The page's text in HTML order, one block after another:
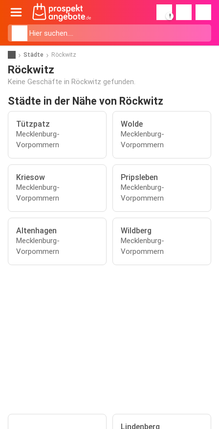
!
Städte Röckwitz
Röckwitz
Keine Geschäfte in Röckwitz gefunden.
Städte in der Nähe von Röckwitz
Tützpatz
Mecklenburg-
Vorpommern
Wolde
Mecklenburg-
Vorpommern
Kriesow
Mecklenburg-
Vorpommern
Pripsleben
Mecklenburg-
Vorpommern
Altenhagen
Mecklenburg-
Vorpommern
Wildberg
Mecklenburg-
Vorpommern
Lindenberg